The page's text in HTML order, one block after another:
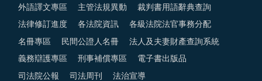
外語譯文專區 主管法規異動 裁判書用語辭典查詢
法律修訂進度 各法院資訊 各級法院法官事務分配
名冊專區 民間公證人名冊 法人及夫妻財產查詢系統
義務辯護專區 刑事補償專區 電子書出版品
司法院公報 司法周刊 法治宣導